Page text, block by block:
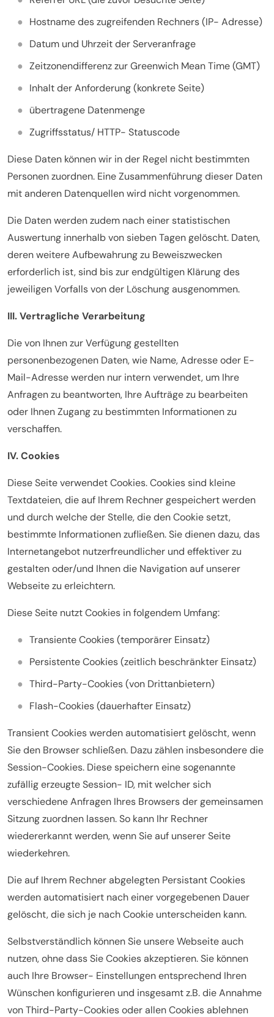
Hostname des zugreifenden Rechners (IP- Adresse)
Datum und Uhrzeit der Serveranfrage
Zeitzonendifferenz zur Greenwich Mean Time (GMT)
Inhalt der Anforderung (konkrete Seite)
übertragene Datenmenge
Zugriffsstatus/ HTTP- Statuscode
Diese Daten können wir in der Regel nicht bestimmten
Personen zuordnen. Eine Zusammenführung dieser Daten
mit anderen Datenquellen wird nicht vorgenommen.
Die Daten werden zudem nach einer statistischen
Auswertung innerhalb von sieben Tagen gelöscht. Daten,
deren weitere Aufbewahrung zu Beweiszwecken
erforderlich ist, sind bis zur endgültigen Klärung des
jeweiligen Vorfalls von der Löschung ausgenommen.
III. Vertragliche Verarbeitung
Die von Ihnen zur Verfügung gestellten
personenbezogenen Daten, wie Name, Adresse oder E-
Mail-Adresse werden nur intern verwendet, um Ihre
Anfragen zu beantworten, Ihre Aufträge zu bearbeiten
oder Ihnen Zugang zu bestimmten Informationen zu
verschaffen.
IV. Cookies
Diese Seite verwendet Cookies. Cookies sind kleine
Textdateien, die auf Ihrem Rechner gespeichert werden
und durch welche der Stelle, die den Cookie setzt,
bestimmte Informationen zufließen. Sie dienen dazu, das
Internetangebot nutzerfreundlicher und effektiver zu
gestalten oder/und Ihnen die Navigation auf unserer
Webseite zu erleichtern.
Diese Seite nutzt Cookies in folgendem Umfang:
Transiente Cookies (temporärer Einsatz)
Persistente Cookies (zeitlich beschränkter Einsatz)
Third-Party-Cookies (von Drittanbietern)
Flash-Cookies (dauerhafter Einsatz)
Transient Cookies werden automatisiert gelöscht, wenn
Sie den Browser schließen. Dazu zählen insbesondere die
Session-Cookies. Diese speichern eine sogenannte
zufällig erzeugte Session- ID, mit welcher sich
verschiedene Anfragen Ihres Browsers der gemeinsamen
Sitzung zuordnen lassen. So kann Ihr Rechner
wiedererkannt werden, wenn Sie auf unserer Seite
wiederkehren.
Die auf Ihrem Rechner abgelegten Persistant Cookies
werden automatisiert nach einer vorgegebenen Dauer
gelöscht, die sich je nach Cookie unterscheiden kann.
Selbstverständlich können Sie unsere Webseite auch
nutzen, ohne dass Sie Cookies akzeptieren. Sie können
auch Ihre Browser- Einstellungen entsprechend Ihren
Wünschen konfigurieren und insgesamt z.B. die Annahme
von Third-Party-Cookies oder allen Cookies ablehnen